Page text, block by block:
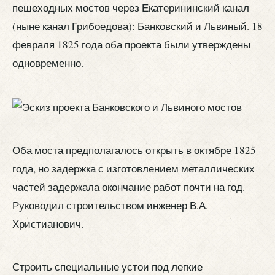
пешеходных мостов через Екатерининский канал
(ныне канал Грибоедова): Банковский и Львиный. 18
февраля 1825 года оба проекта были утверждены
одновременно.
Оба моста предполагалось открыть в октябре 1825
года, но задержка с изготовлением металлических
частей задержала окончание работ почти на год.
Руководил строительством инженер В.А.
Христианович.
Строить специальные устои под легкие